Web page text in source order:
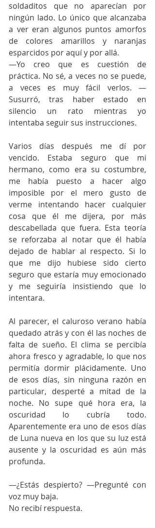
soldaditos que no aparecían por
ningún lado. Lo único que alcanzaba
a ver eran algunos puntos amorfos
de colores amarillos y naranjas
esparcidos por aquí y por allá.
—Yo creo que es cuestión de
práctica. No sé, a veces no se puede,
a veces es muy fácil verlos. —
Susurró, tras haber estado en
silencio un rato mientras yo
intentaba seguir sus instrucciones.
Varios días después me dí por
vencido. Estaba seguro que mi
hermano, como era su costumbre,
me había puesto a hacer algo
imposible por el mero gusto de
verme intentando hacer cualquier
cosa que él me dijera, por más
descabellada que fuera. Esta teoría
se reforzaba al notar que él había
dejado de hablar al respecto. Si lo
que me dijo hubiese sido cierto
seguro que estaría muy emocionado
y me seguiría insistiendo que lo
intentara.
Al parecer, el caluroso verano había
quedado atrás y con él las noches de
falta de sueño. El clima se percibía
ahora fresco y agradable, lo que nos
permitía dormir plácidamente. Uno
de esos días, sin ninguna razón en
particular, desperté a mitad de la
noche. No supe qué hora era, la
oscuridad lo cubría todo.
Aparentemente era uno de esos días
de Luna nueva en los que su luz está
ausente y la oscuridad es aún más
profunda.
—¿Estás despierto? —Pregunté con
voz muy baja.
No recibí respuesta.